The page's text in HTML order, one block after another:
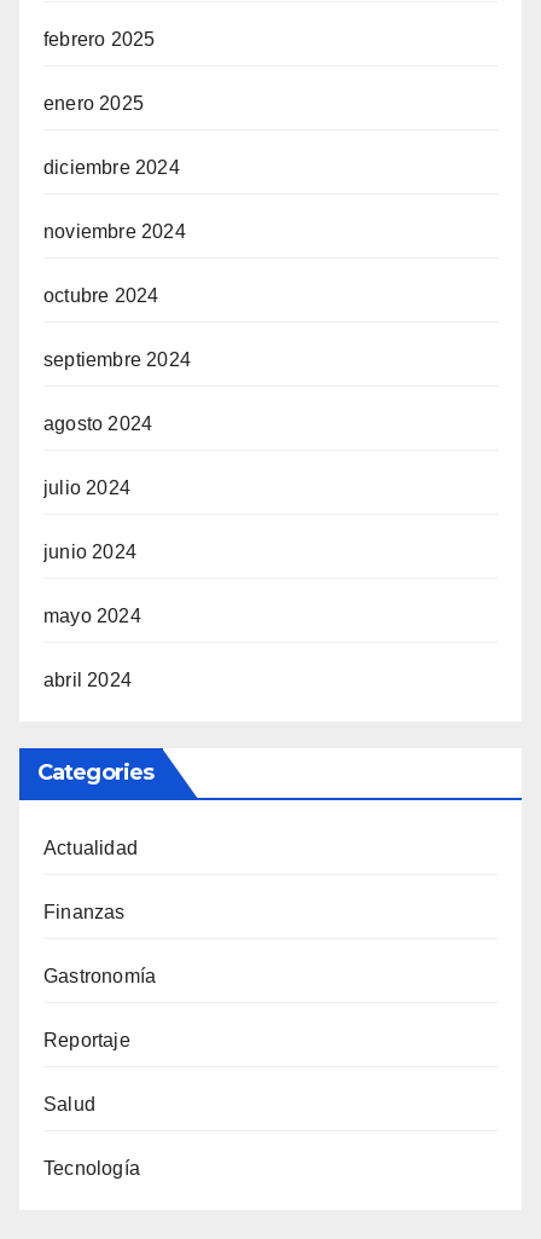
febrero 2025
enero 2025
diciembre 2024
noviembre 2024
octubre 2024
septiembre 2024
agosto 2024
julio 2024
junio 2024
mayo 2024
abril 2024
Categories
Actualidad
Finanzas
Gastronomía
Reportaje
Salud
Tecnología